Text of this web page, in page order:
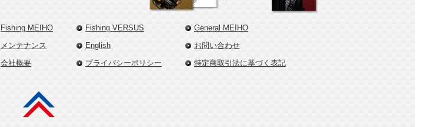
Fishing MEIHO
メンテナンス
会社概要
Fishing VERSUS
English
プライバシーポリシー
General MEIHO
お問い合わせ
特定商取引法に基づく表記